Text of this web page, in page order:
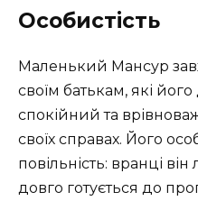
Особистість
Маленький Мансур
своїм батькам, які
спокійний та
своїх справах. Його
повільність: вранці
довго готується до